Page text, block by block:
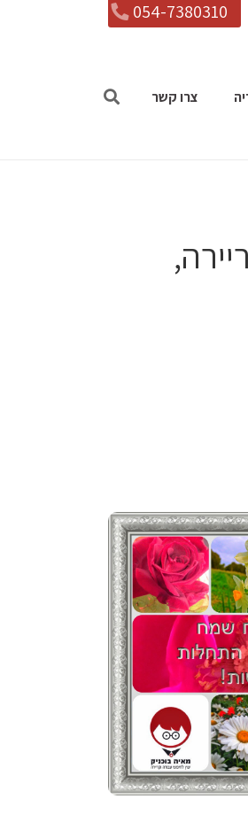
054-7380310
צרו קשר
הקריירה,